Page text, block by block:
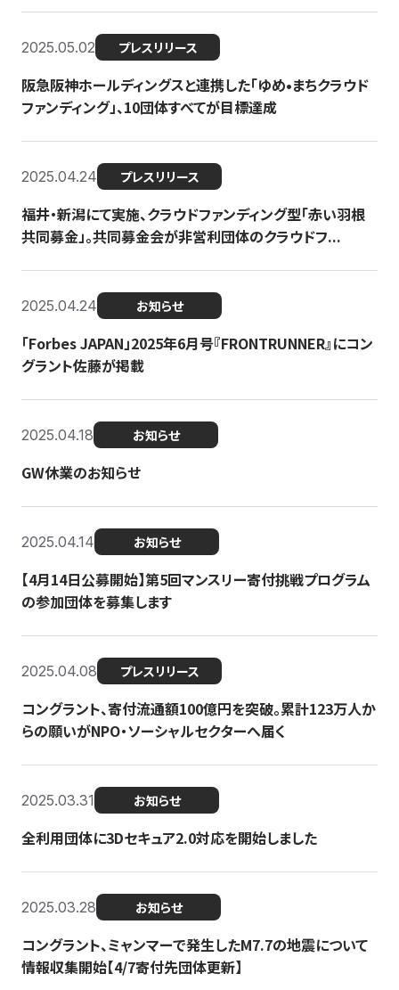
2025.05.02 プレスリリース
阪急阪神ホールディングスと連携した「ゆめ•まちクラウド
ファンディング」、10団体すべてが目標達成
2025.04.24 プレスリリース
福井・新潟にて実施、クラウドファンディング型「赤い羽根
共同募金」。共同募金会が非営利団体のクラウドフ...
2025.04.24 お知らせ
「Forbes JAPAN」2025年6月号『FRONTRUNNER』にコン
グラント佐藤が掲載
2025.04.18 お知らせ
GW休業のお知らせ
2025.04.14 お知らせ
【4月14日公募開始】第5回マンスリー寄付挑戦プログラム
の参加団体を募集します
2025.04.08 プレスリリース
コングラント、寄付流通額100億円を突破。累計123万人か
らの願いがNPO・ソーシャルセクターへ届く
2025.03.31 お知らせ
全利用団体に3Dセキュア2.0対応を開始しました
2025.03.28 お知らせ
コングラント、ミャンマーで発生したM7.7の地震について
情報収集開始【4/7寄付先団体更新】